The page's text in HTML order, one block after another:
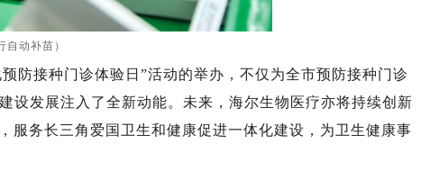
自动补苗）
接种门诊体验日”活动的举办，不仅为全市预防接种门诊
设发展注入了全新动能。未来，海尔生物医疗亦将持续创新
服务长三角爱国卫生和健康促进一体化建设，为卫生健康事